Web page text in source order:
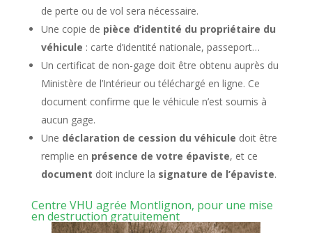
de perte ou de vol sera nécessaire.
Une copie de pièce d’identité du propriétaire du
véhicule : carte d’identité nationale, passeport…
Un certificat de non-gage doit être obtenu auprès du
Ministère de l’Intérieur ou téléchargé en ligne. Ce
document confirme que le véhicule n’est soumis à
aucun gage.
Une déclaration de cession du véhicule doit être
remplie en présence de votre épaviste, et ce
document doit inclure la signature de l’épaviste.
Centre VHU agrée Montlignon, pour une mise
en destruction gratuitement